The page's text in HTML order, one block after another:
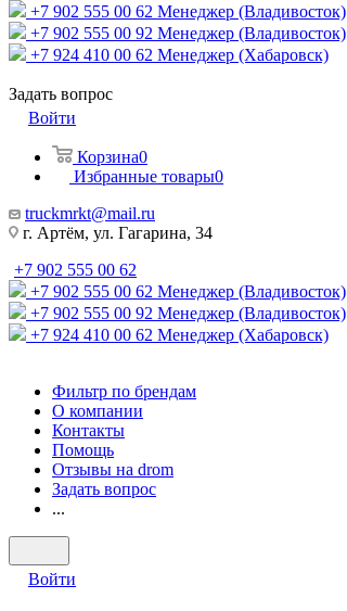
+7 902 555 00 62 Менеджер (Владивосток)
+7 902 555 00 92 Менеджер (Владивосток)
+7 924 410 00 62 Менеджер (Хабаровск)
Задать вопрос
Войти
Корзина0
Избранные товары0
truckmrkt@mail.ru
г. Артём, ул. Гагарина, 34
+7 902 555 00 62
+7 902 555 00 62 Менеджер (Владивосток)
+7 902 555 00 92 Менеджер (Владивосток)
+7 924 410 00 62 Менеджер (Хабаровск)
Фильтр по брендам
О компании
Контакты
Помощь
Отзывы на drom
Задать вопрос
...
Войти